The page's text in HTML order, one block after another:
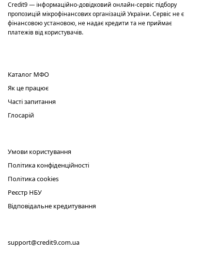
Credit9 — інформаційно-довідковий онлайн-сервіс підбору
пропозицій мікрофінансових організацій України. Сервіс не є
фінансовою установою, не надає кредити та не приймає
платежів від користувачів.
Каталог МФО
Як це працює
Часті запитання
Глосарій
Умови користування
Політика конфіденційності
Політика cookies
Реєстр НБУ
Відповідальне кредитування
support@credit9.com.ua